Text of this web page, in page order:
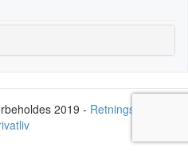
2019 - Retningslinjer